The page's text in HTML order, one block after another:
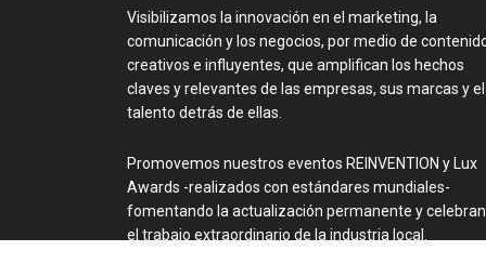
Visibilizamos la innovación en el marketing, la
comunicación y los negocios, por medio de
creativos e influyentes, que amplifican los hechos
claves y relevantes de las empresas, sus marcas y el
talento detrás de ellas.
Promovemos nuestros eventos REINVENTION y Lux
Awards -realizados con estándares mundiales-
fomentando la actualización permanente y
el trabajo extraordinario de la industria local.